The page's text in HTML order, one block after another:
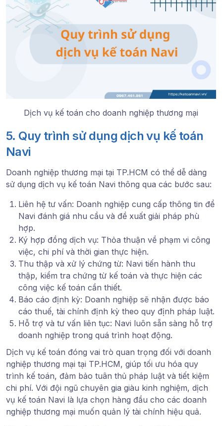
Dịch vụ kế toán cho doanh nghiệp thương mại
5. Quy trình sử dụng dịch vụ kế toán
Navi
Doanh nghiệp thương mại tại TP.HCM có thể dễ dàng
sử dụng dịch vụ kế toán Navi thông qua các bước sau:
Liên hệ tư vấn: Doanh nghiệp cung cấp thông tin để
Navi đánh giá nhu cầu và đề xuất giải pháp phù
hợp.
Ký hợp đồng dịch vụ: Thỏa thuận về phạm vi công
việc, chi phí và thời gian thực hiện.
Thu thập và xử lý chứng từ: Navi tiến hành thu
thập, kiểm tra chứng từ kế toán và thực hiện các
công việc kế toán cần thiết.
Báo cáo định kỳ: Doanh nghiệp sẽ nhận được báo
cáo thuế, tài chính định kỳ theo quy định pháp luật.
Hỗ trợ và tư vấn liên tục: Navi luôn sẵn sàng hỗ trợ
doanh nghiệp trong quá trình hoạt động.
Dịch vụ kế toán đóng vai trò quan trọng đối với doanh
nghiệp thương mại tại TP.HCM, giúp tối ưu hóa quy
trình kế toán, đảm bảo tuân thủ pháp luật và tiết kiệm
chi phí. Với đội ngũ chuyên gia giàu kinh nghiệm, dịch
vụ kế toán Navi là lựa chọn hàng đầu cho các doanh
nghiệp thương mại muốn quản lý tài chính hiệu quả.